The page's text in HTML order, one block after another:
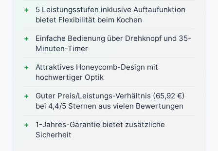
5 Leistungsstufen inklusive Auftaufunktion
bietet Flexibilität beim Kochen
Einfache Bedienung über Drehknopf und 35-
Minuten-Timer
Attraktives Honeycomb-Design mit
hochwertiger Optik
Guter Preis/Leistungs-Verhältnis (65,92 €)
bei 4,4/5 Sternen aus vielen Bewertungen
1-Jahres-Garantie bietet zusätzliche
Sicherheit